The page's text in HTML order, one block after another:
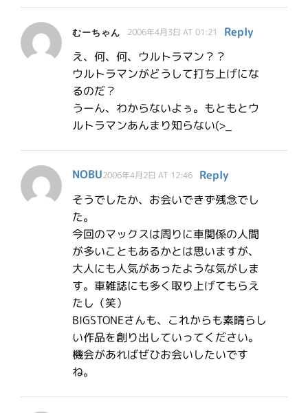
むーちゃん 2006年4月3日 AT 01:21
Reply
え、何、何、ウルトラマン？？
ウルトラマンがどうして打ち上げにな
るのだ？
うーん、わからないよぅ。もともとウ
ルトラマンあんまり知らない(>_
NOBU2006年4月2日 AT 12:46
Reply
そうでしたか、お会いできず残念でし
た。
今回のマックスは周りに車関係の人間
が多いこともあるかとは思いますが、
大人にも人気があったような気がしま
す。車雑誌にも多く取り上げてもらえ
たし（笑）
BIGSTONEさんも、これからも素晴らし
い作品を創り出していってください。
機会があればぜひお会いしたいです
ね。